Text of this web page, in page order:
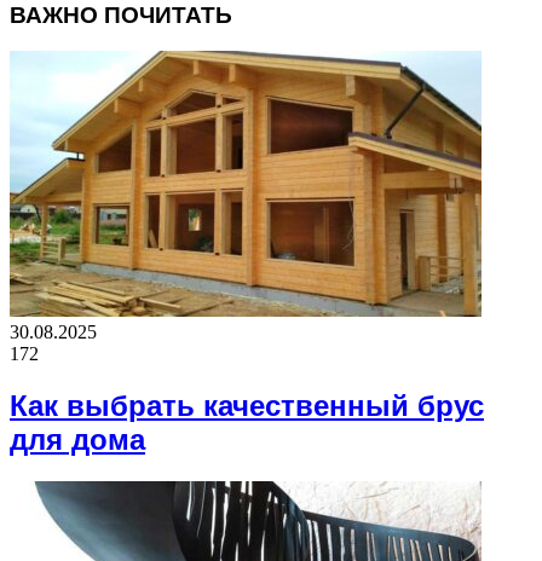
ВАЖНО ПОЧИТАТЬ
30.08.2025
172
Как выбрать качественный брус
для дома